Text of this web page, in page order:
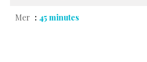
Mer 45 minutes